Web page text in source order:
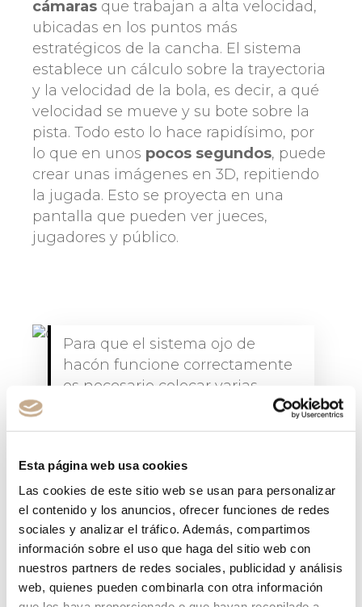
Esta página web usa cookies
Las cookies de este sitio web se usan para personalizar
el contenido y los anuncios, ofrecer funciones de redes
sociales y analizar el tráfico. Además, compartimos
información sobre el uso que haga del sitio web con
nuestros partners de redes sociales, publicidad y análisis
web, quienes pueden combinarla con otra información
cámaras que trabajan a alta velocidad,
ubicadas en los puntos más
estratégicos de la cancha. El sistema
establece un cálculo sobre la trayectoria
y la velocidad de la bola, es decir, a qué
velocidad se mueve y su bote sobre la
pista. Todo esto lo hace rapidísimo, por
lo que en unos pocos segundos, puede
crear unas imágenes en 3D, repitiendo
la jugada. Esto se proyecta en una
pantalla que pueden ver jueces,
jugadores y público.
Para que el sistema ojo de
hacón funcione correctamente
es necesario colocar varias
cámaras como esta alrededor
del terreno de juego.
Oficialmente solo existen 3 ojos de
halcón que se trasladan de un torneo a
otro para poder comprobar las jugadas
más dudosas. El coste semanal de esta
tecnología asciende a los 16.000 euros
por cada uno de los equipos.